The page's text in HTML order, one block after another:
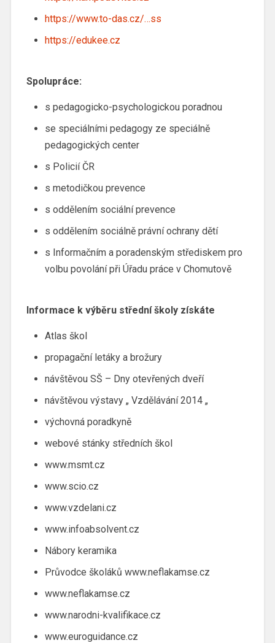
https://www.to-das.cz/…ss
https://edukee.cz
Spolupráce:
s pedagogicko-psychologickou poradnou
se speciálními pedagogy ze speciálně
pedagogických center
s Policií ČR
s metodičkou prevence
s oddělením sociální prevence
s oddělením sociálně právní ochrany dětí
s Informačním a poradenským střediskem pro
volbu povolání při Úřadu práce v Chomutově
Informace k výběru střední školy získáte
Atlas škol
propagační letáky a brožury
návštěvou SŠ – Dny otevřených dveří
návštěvou výstavy „ Vzdělávání 2014 „
výchovná poradkyně
webové stánky středních škol
www.msmt.cz
www.scio.cz
www.vzdelani.cz
www.infoabsolvent.cz
Nábory keramika
Průvodce školáků www.neflakamse.cz
www.neflakamse.cz
www.narodni-kvalifikace.cz
www.euroguidance.cz